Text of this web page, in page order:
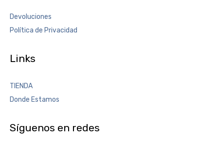
Devoluciones
Política de Privacidad
Links
TIENDA
Donde Estamos
Síguenos en redes